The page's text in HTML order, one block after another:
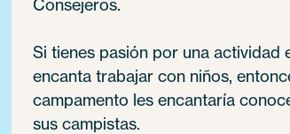
Consejeros.
Si tienes pasión por una actividad
encanta trabajar con niños,
campamento les encantaría
sus campistas.